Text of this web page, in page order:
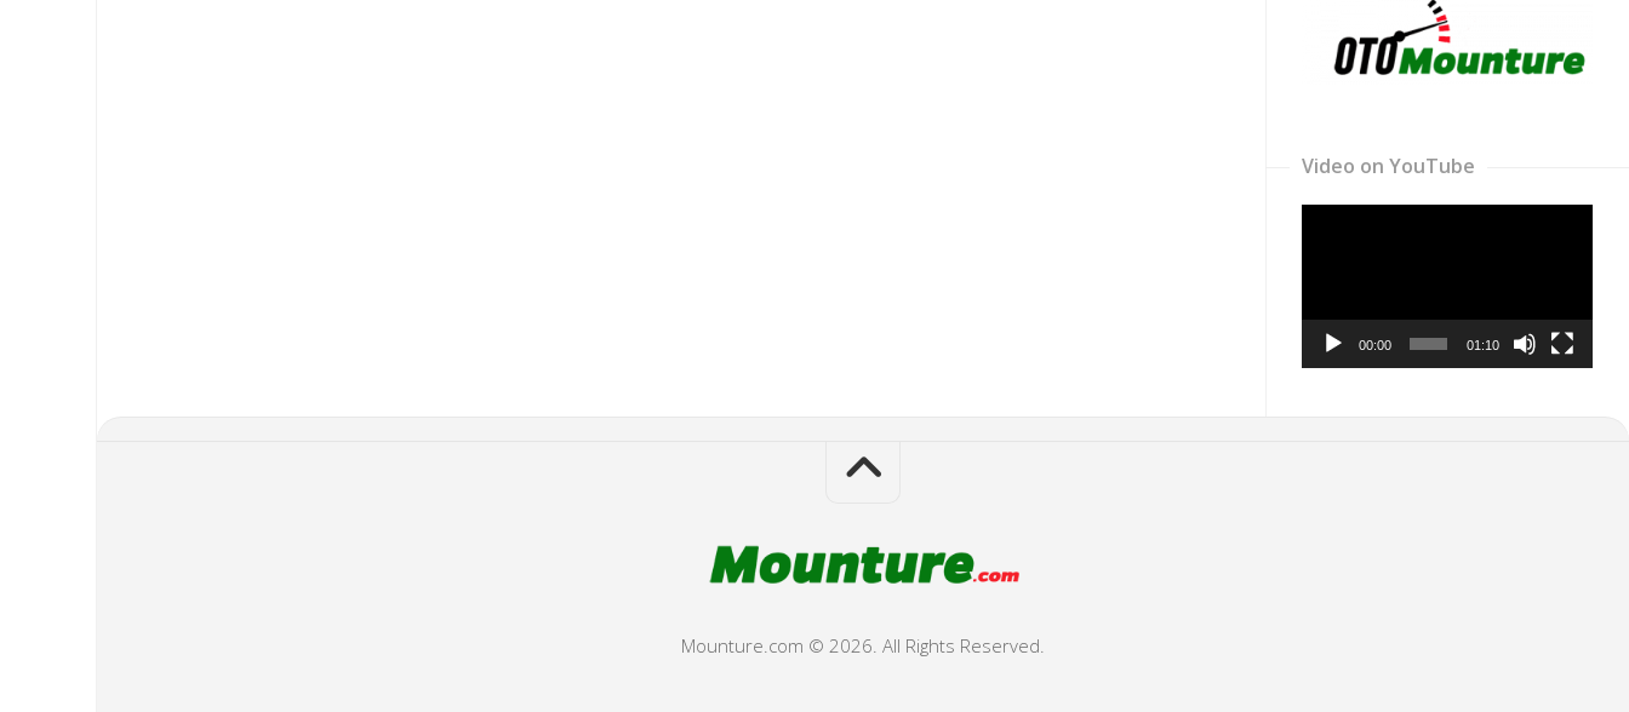
Video on YouTube
00:00 01:10
Mounture.com © 2026. All Rights Reserved.